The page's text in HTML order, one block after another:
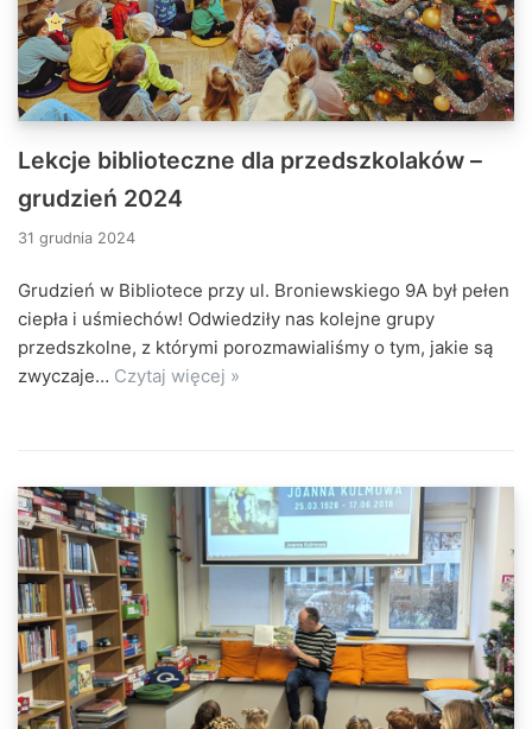
Lekcje biblioteczne dla przedszkolaków –
grudzień 2024
31 grudnia 2024
Grudzień w Bibliotece przy ul. Broniewskiego 9A był pełen
ciepła i uśmiechów! Odwiedziły nas kolejne grupy
przedszkolne, z którymi porozmawialiśmy o tym, jakie są
zwyczaje… Czytaj więcej »